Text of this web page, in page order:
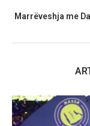
Marrëveshja me